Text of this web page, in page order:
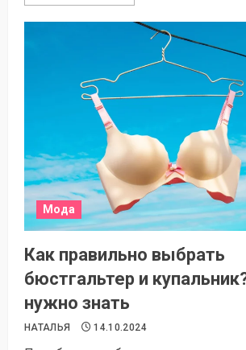
Мода
Как правильно выбрать
бюстгальтер и
нужно знать
НАТАЛЬЯ 14.10.2024